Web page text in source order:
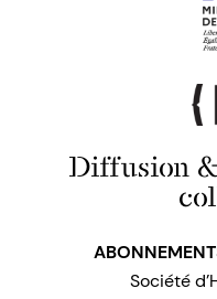
Diffusion
Société